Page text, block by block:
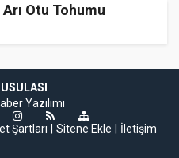
Otu Tohumu
Yazılımı
Şartları Sitene Ekle İletişim